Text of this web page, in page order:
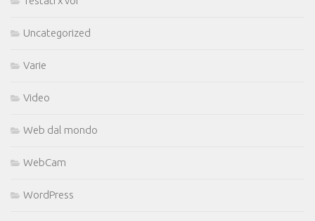
Uncategorized
Varie
Video
Web dal mondo
WebCam
WordPress